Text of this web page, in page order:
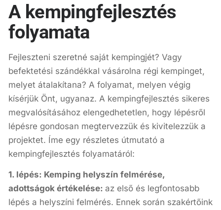
A kempingfejlesztés
folyamata
Fejleszteni szeretné saját kempingjét? Vagy
befektetési szándékkal vásárolna régi kempinget,
melyet átalakítana? A folyamat, melyen végig
kísérjük Önt, ugyanaz. A kempingfejlesztés sikeres
megvalósításához elengedhetetlen, hogy lépésről
lépésre gondosan megtervezzük és kivitelezzük a
projektet. Íme egy részletes útmutató a
kempingfejlesztés folyamatáról:
1. lépés: Kemping helyszín felmérése,
adottságok értékelése: az első és legfontosabb
lépés a helyszíni felmérés. Ennek során szakértőink